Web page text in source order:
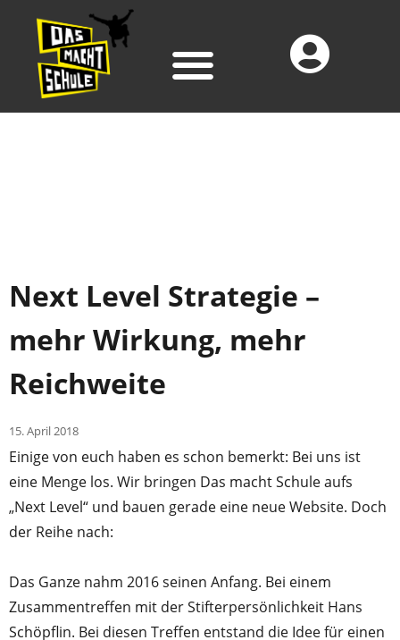
Next Level Strategie –
mehr Wirkung, mehr
Reichweite
15. April 2018
Einige von euch haben es schon bemerkt: Bei uns ist
eine Menge los. Wir bringen Das macht Schule aufs
„Next Level“ und bauen gerade eine neue Website. Doch
der Reihe nach:
Das Ganze nahm 2016 seinen Anfang. Bei einem
Zusammentreffen mit der Stifterpersönlichkeit Hans
Schöpflin. Bei diesen Treffen entstand die Idee für einen